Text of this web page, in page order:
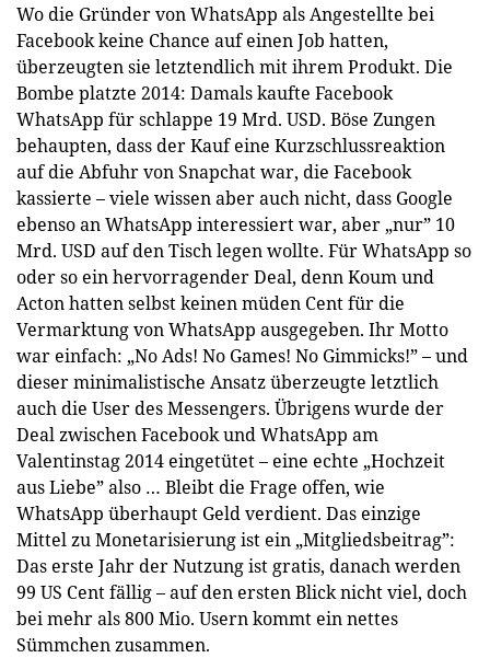
Wo die Gründer von WhatsApp als Angestellte bei
Facebook keine Chance auf einen Job hatten,
überzeugten sie letztendlich mit ihrem Produkt. Die
Bombe platzte 2014: Damals kaufte Facebook
WhatsApp für schlappe 19 Mrd. USD. Böse Zungen
behaupten, dass der Kauf eine Kurzschlussreaktion
auf die Abfuhr von Snapchat war, die Facebook
kassierte – viele wissen aber auch nicht, dass Google
ebenso an WhatsApp interessiert war, aber „nur” 10
Mrd. USD auf den Tisch legen wollte. Für WhatsApp so
oder so ein hervorragender Deal, denn Koum und
Acton hatten selbst keinen müden Cent für die
Vermarktung von WhatsApp ausgegeben. Ihr Motto
war einfach: „No Ads! No Games! No Gimmicks!” – und
dieser minimalistische Ansatz überzeugte letztlich
auch die User des Messengers. Übrigens wurde der
Deal zwischen Facebook und WhatsApp am
Valentinstag 2014 eingetütet – eine echte „Hochzeit
aus Liebe” also … Bleibt die Frage offen, wie
WhatsApp überhaupt Geld verdient. Das einzige
Mittel zu Monetarisierung ist ein „Mitgliedsbeitrag”:
Das erste Jahr der Nutzung ist gratis, danach werden
99 US Cent fällig – auf den ersten Blick nicht viel, doch
bei mehr als 800 Mio. Usern kommt ein nettes
Sümmchen zusammen.